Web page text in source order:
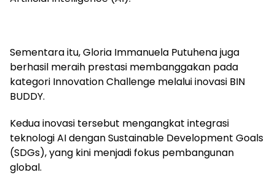
Sementara itu, Gloria Immanuela Putuhena juga
berhasil meraih prestasi membanggakan pada
kategori Innovation Challenge melalui inovasi BIN
BUDDY.
Kedua inovasi tersebut mengangkat integrasi
teknologi AI dengan Sustainable Development Goals
(SDGs), yang kini menjadi fokus pembangunan
global.